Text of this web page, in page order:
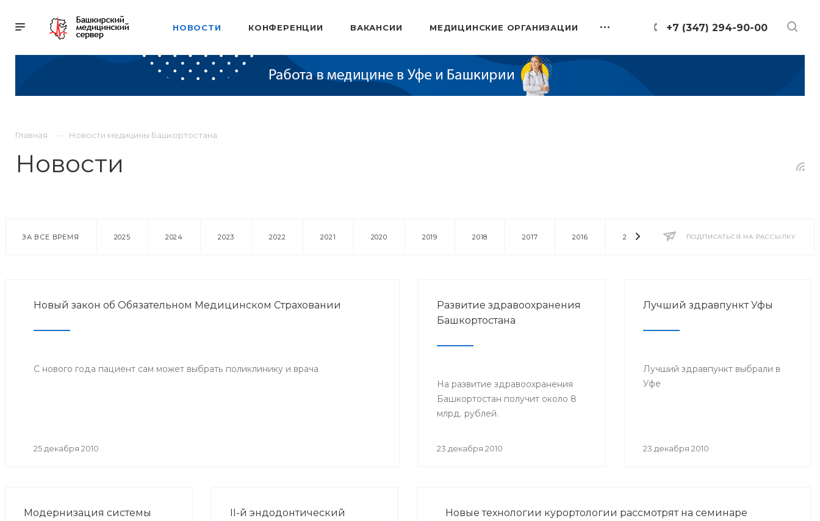
+7 (347) 294-90-00
НОВОСТИ КОНФЕРЕНЦИИ ВАКАНСИИ МЕДИЦИНСКИЕ ОРГАНИЗАЦИИ
Главная Новости медицины Башкортостана
Новости
ПОДПИСАТЬСЯ НА РАССЫЛКУ
ЗА ВСЕ ВРЕМЯ 2025 2024 2023 2022 2021 2020 2019 2018 2017 2016 2014 2013 2012 2011
Новый закон об Обязательном Медицинском Страховании
С нового года пациент сам может выбрать поликлинику и врача
25 декабря 2010
Развитие здравоохранения
Башкортостана
На развитие здравоохранения
Башкортостан получит около 8
млрд. рублей.
23 декабря 2010
Лучший здравпункт Уфы
Лучший здравпункт выбрали в
Уфе
23 декабря 2010
Модернизация системы
II-й эндодонтический
Новые технологии курортологии рассмотрят на семинаре